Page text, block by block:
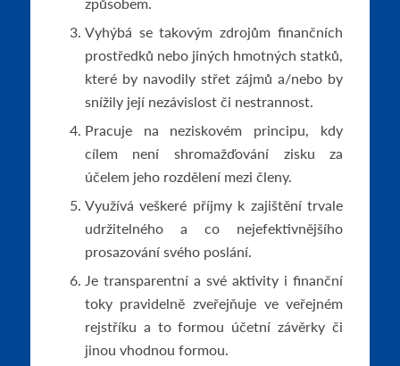
Vyhýbá se takovým zdrojům finančních
prostředků nebo jiných hmotných statků,
které by navodily střet zájmů a/nebo by
snížily její nezávislost či nestrannost.
Pracuje na neziskovém principu, kdy
cílem není shromažďování zisku za
účelem jeho rozdělení mezi členy.
Využívá veškeré příjmy k zajištění trvale
udržitelného a co nejefektivnějšího
prosazování svého poslání.
Je transparentní a své aktivity i finanční
toky pravidelně zveřejňuje ve veřejném
rejstříku a to formou účetní závěrky či
jinou vhodnou formou.